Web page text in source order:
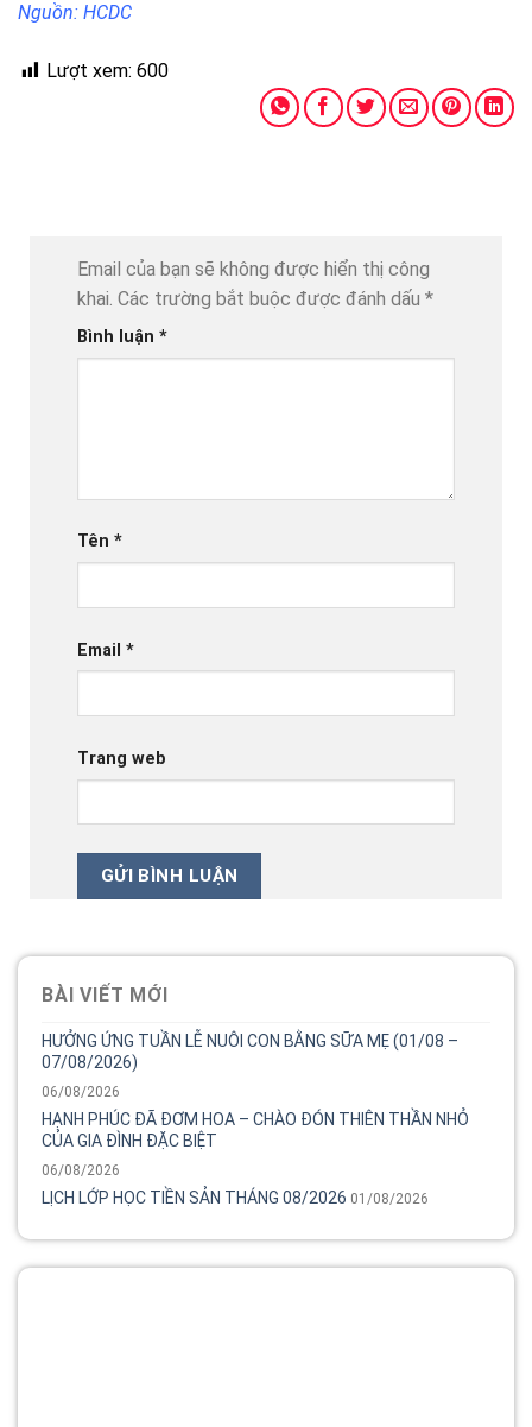
Nguồn: HCDC
Lượt xem: 600
Email của bạn sẽ không được hiển thị công
khai. Các trường bắt buộc được đánh dấu *
Bình luận *
Tên *
Email *
Trang web
BÀI VIẾT MỚI
HƯỞNG ỨNG TUẦN LỄ NUÔI CON BẰNG SỮA MẸ (01/08 –
07/08/2026)
06/08/2026
HẠNH PHÚC ĐÃ ĐƠM HOA – CHÀO ĐÓN THIÊN THẦN NHỎ
CỦA GIA ĐÌNH ĐẶC BIỆT
06/08/2026
LỊCH LỚP HỌC TIỀN SẢN THÁNG 08/2026 01/08/2026